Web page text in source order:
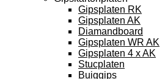
Gipsplaten RK
Gipsplaten AK
Diamandboard
Gipsplaten WR AK
Gipsplaten 4 x AK
Stucplaten
Buiggips